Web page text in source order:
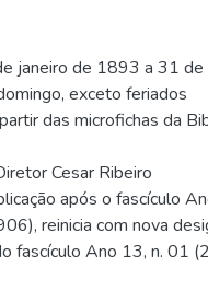
janeiro de 1893 a 31 de
exceto feriados
das microfichas da
Cesar Ribeiro
após o fascículo
reinicia com nova
fascículo Ano 13, n. 01